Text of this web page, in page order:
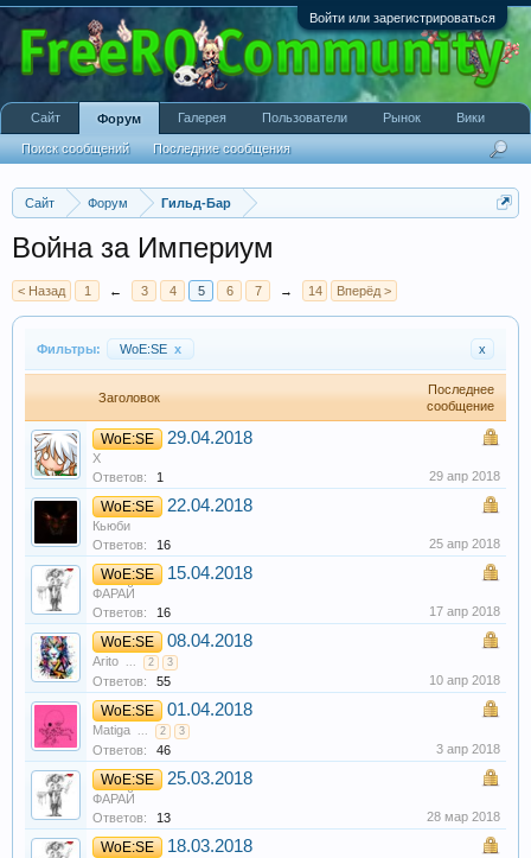
Войти или зарегистрироваться
Сайт Форум Гильд-Бар
Война за Империум
< Назад 1 ← 3 4 5 6 7 → 14 Вперёд >
Фильтры: WoE:SE x x
Заголовок
Последнее
сообщение
WoE:SE 29.04.2018
X
Ответов:
1 29 апр 2018
WoE:SE 22.04.2018
Кьюби
Ответов:
16 25 апр 2018
WoE:SE 15.04.2018
ФАРАЙ
Ответов:
16 17 апр 2018
WoE:SE 08.04.2018
Arito ... 2 3
Ответов: 55 10 апр 2018
WoE:SE 01.04.2018
Matiga ... 2 3
Ответов: 46 3 апр 2018
WoE:SE 25.03.2018
ФАРАЙ
Ответов:
13 28 мар 2018
WoE:SE 18.03.2018
Сайт Форум
Поиск сообщений Последние сообщения
Галерея Пользователи Рынок Вики